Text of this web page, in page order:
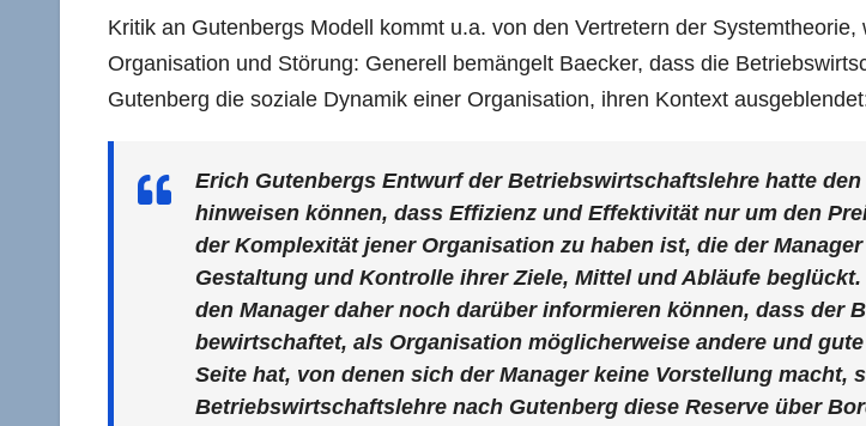
Kritik an Gutenbergs Modell kommt u.a. von den Vertretern der Systemtheorie,
Organisation und Störung: Generell bemängelt Baecker, dass die
Gutenberg die soziale Dynamik einer Organisation, ihren Kontext
Erich Gutenbergs Entwurf der Betriebswirtschaftslehre hatte
hinweisen können, dass Effizienz und Effektivität nur um den
der Komplexität jener Organisation zu haben ist, die der
Gestaltung und Kontrolle ihrer Ziele, Mittel und Abläufe
den Manager daher noch darüber informieren können, dass der
bewirtschaftet, als Organisation möglicherweise andere und
Seite hat, von denen sich der Manager keine Vorstellung macht,
Betriebswirtschaftslehre nach Gutenberg diese Reserve über